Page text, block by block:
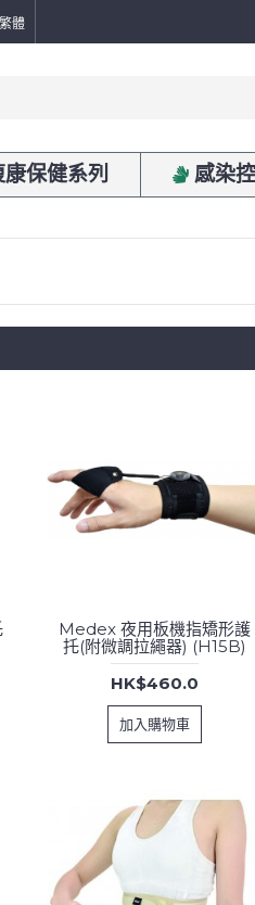
體
康保健系列 感染
Medex 夜用板機指矯形護
托(附微調拉繩器) (H15B)
HK$460.0
加入購物車